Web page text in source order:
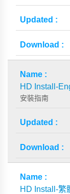
HD Install-
安裝指南
HD Install-繁